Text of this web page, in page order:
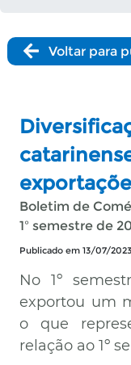
Voltar para
Boletim de
1º semestre de
Publicado em 13/07/2023
No 1º
exportou um
o que
relação ao 1º